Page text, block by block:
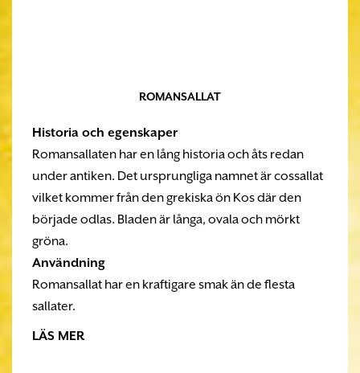
ROMANSALLAT
Historia och egenskaper
Romansallaten har en lång historia och åts redan
under antiken. Det ursprungliga namnet är cossallat
vilket kommer från den grekiska ön Kos där den
började odlas. Bladen är långa, ovala och mörkt
gröna.
Användning
Romansallat har en kraftigare smak än de flesta
sallater.
LÄS MER